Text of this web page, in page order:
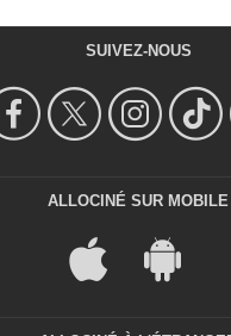
SUIVEZ-NOUS
ALLOCINÉ SUR MOBILE